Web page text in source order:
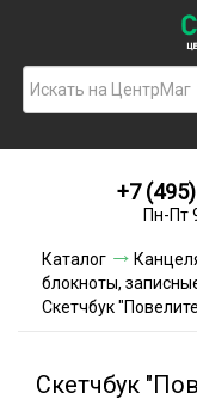
+7
Пн-Пт
Каталог
блокноты,
Скетчбук
Скетчбук